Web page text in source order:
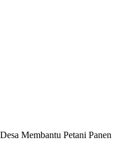
Membantu Petani Panen